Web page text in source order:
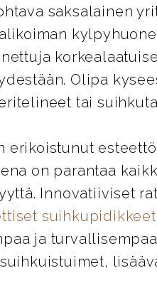
saksalainen
Olipa
tai
erikoistunut
on parantaa
Innovatiiviset
suihkupidikkeet
ja